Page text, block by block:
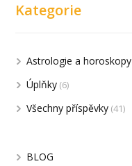
Kategorie
Astrologie a horoskopy
Úplňky (6)
Všechny příspěvky (41)
BLOG